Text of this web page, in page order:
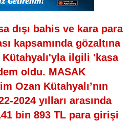
dışı bahis ve kara para
kapsamında gözaltına
Kütahyalı'yla ilgili 'kasa
oldu. MASAK
Ozan Kütahyalı’nın
2024 yılları arasında
bin 893 TL para girişi